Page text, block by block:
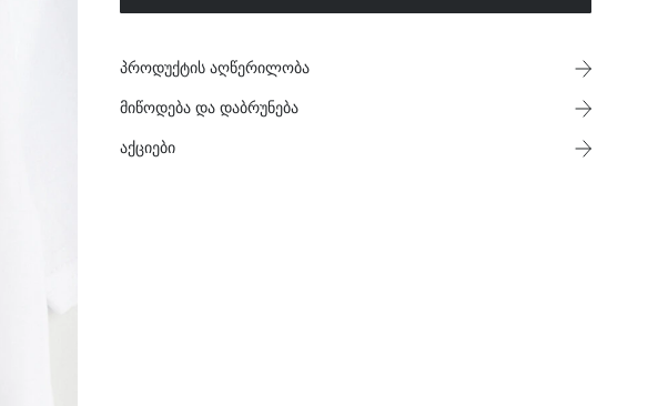
პროდუქტის აღწერილობა
მიწოდება და დაბრუნება
აქციები